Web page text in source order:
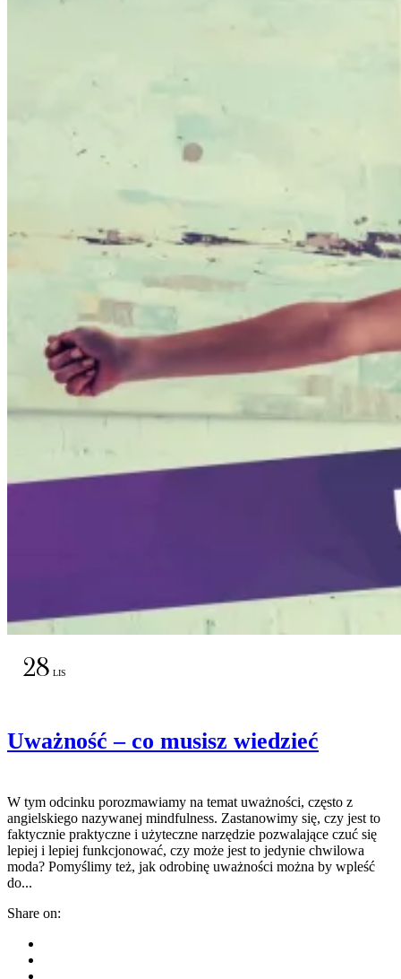
28 LIS
Uważność – co musisz wiedzieć
W tym odcinku porozmawiamy na temat uważności, często z
angielskiego nazywanej mindfulness. Zastanowimy się, czy jest to
faktycznie praktyczne i użyteczne narzędzie pozwalające czuć się
lepiej i lepiej funkcjonować, czy może jest to jedynie chwilowa
moda? Pomyślimy też, jak odrobinę uważności można by wpleść
do...
Share on: